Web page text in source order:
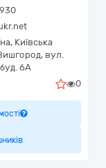
, Київська
вул.
6А
0